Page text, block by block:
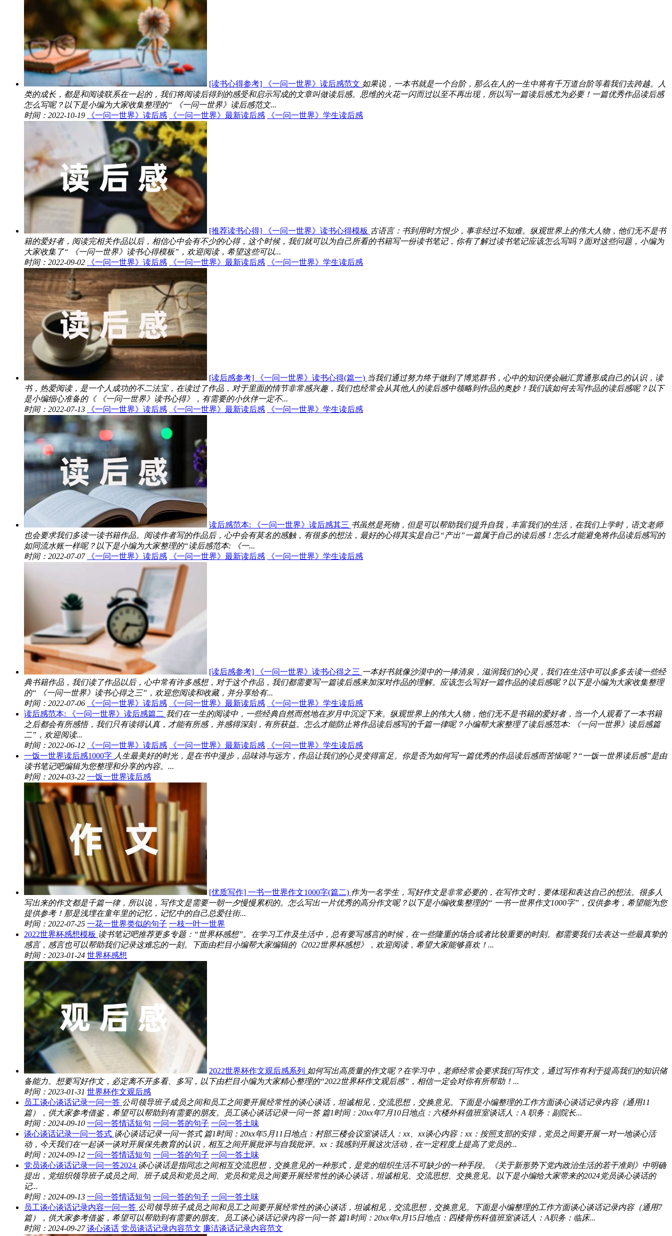
[读书心得参考] 《一问一世界》读后感范文 如果说，一本书就是一个台阶，那么在人的一生中将有千万道台阶等着我们去跨越。人
类的成长，都是和阅读联系在一起的，我们将阅读后得到的感受和启示写成的文章叫做读后感。思维的火花一闪而过以至不再出现，所以写一篇读后感尤为必要！一篇优秀作品读后感
怎么写呢？以下是小编为大家收集整理的“ 《一问一世界》读后感范文...
时间：2022-10-19
《一问一世界》读后感 《一问一世界》最新读后感 《一问一世界》学生读后感
[推荐读书心得] 《一问一世界》读书心得模板 古语言：书到用时方恨少，事非经过不知难。纵观世界上的伟大人物，他们无不是书
籍的爱好者，阅读完相关作品以后，相信心中会有不少的心得，这个时候，我们就可以为自己所看的书籍写一份读书笔记，你有了解过读书笔记应该怎么写吗？面对这些问题，小编为
大家收集了“ 《一问一世界》读书心得模板”，欢迎阅读，希望这些可以...
时间：2022-09-02
《一问一世界》读后感 《一问一世界》最新读后感 《一问一世界》学生读后感
[读后感参考] 《一问一世界》读书心得(篇一) 当我们通过努力终于做到了博览群书，心中的知识便会融汇贯通形成自己的认识，读
书，热爱阅读，是一个人成功的不二法宝，在读过了作品，对于里面的情节非常感兴趣，我们也经常会从其他人的读后感中领略到作品的奥妙！我们该如何去写作品的读后感呢？以下
是小编细心准备的《 《一问一世界》读书心得》，有需要的小伙伴一定不...
时间：2022-07-13
《一问一世界》读后感 《一问一世界》最新读后感 《一问一世界》学生读后感
读后感范本: 《一问一世界》读后感其三 书虽然是死物，但是可以帮助我们提升自我，丰富我们的生活，在我们上学时，语文老师
也会要求我们多读一读书籍作品。阅读作者写的作品后，心中会有莫名的感触，有很多的想法，最好的心得其实是自己“产出”一篇属于自己的读后感！怎么才能避免将作品读后感写的
如同流水账一样呢？以下是小编为大家整理的“读后感范本: 《一...
时间：2022-07-07
《一问一世界》读后感 《一问一世界》最新读后感 《一问一世界》学生读后感
[读后感参考] 《一问一世界》读书心得之三 一本好书就像沙漠中的一捧清泉，滋润我们的心灵，我们在生活中可以多多去读一些经
典书籍作品，我们读了作品以后，心中常有许多感想，对于这个作品，我们都需要写一篇读后感来加深对作品的理解。应该怎么写好一篇作品的读后感呢？以下是小编为大家收集整理
的“ 《一问一世界》读书心得之三”，欢迎您阅读和收藏，并分享给有...
时间：2022-07-06
《一问一世界》读后感 《一问一世界》最新读后感
《一问一世界》学生读后感
读后感范本: 《一问一世界》读后感篇二 我们在一生的阅读中，一些经典自然而然地在岁月中沉淀下来。纵观世界上的伟大人物，他们无不是书籍的爱好者，当一个人观看了一本书籍
之后都会有所感悟，我们只有读得认真，才能有所感，并感得深刻，有所获益。怎么才能防止将作品读后感写的千篇一律呢？小编帮大家整理了读后感范本: 《一问一世界》读后感篇
二”，欢迎阅读...
时间：2022-06-12
《一问一世界》读后感 《一问一世界》最新读后感
《一问一世界》学生读后感
一饭一世界读后感1000字 人生最美好的时光，是在书中漫步，品味诗与远方，作品让我们的心灵变得富足。你是否为如何写一篇优秀的作品读后感而苦恼呢？“一饭一世界读后感”是由
读书笔记吧编辑为您整理和分享的内容。...
时间：2024-03-22 一饭一世界读后感
[优质写作] 一书一世界作文1000字(篇二) 作为一名学生，写好作文是非常必要的，在写作文时，要体现和表达自己的想法。很多人
写出来的作文都是千篇一律，所以说，写作文是需要一朝一夕慢慢累积的。怎么写出一片优秀的高分作文呢？以下是小编收集整理的“ 一书一世界作文1000字”，仅供参考，希望能为您
提供参考！那是浅埋在童年里的记忆，记忆中的自己总爱往街...
时间：2022-07-25 一花一世界类似的句子 一枝一叶一世界
2022世界杯感想模板 读书笔记吧推荐更多专题：“世界杯感想”。在学习工作及生活中，总有要写感言的时候，在一些隆重的场合或者比较重要的时刻。都需要我们去表达一些最真挚的
感言，感言也可以帮助我们记录这难忘的一刻。下面由栏目小编帮大家编辑的《2022世界杯感想》，欢迎阅读，希望大家能够喜欢！...
时间：2023-01-24 世界杯感想
2022世界杯作文观后感系列 如何写出高质量的作文呢？在学习中，老师经常会要求我们写作文，通过写作有利于提高我们的知识储
备能力。想要写好作文，必定离不开多看、多写，以下由栏目小编为大家精心整理的“2022世界杯作文观后感”，相信一定会对你有所帮助！...
时间：2023-01-31 世界杯作文观后感
员工谈心谈话记录一问一答 公司领导班子成员之间和员工之间要开展经常性的谈心谈话，坦诚相见，交流思想，交换意见。下面是小编整理的工作方面谈心谈话记录内容（通用11
篇），供大家参考借鉴，希望可以帮助到有需要的朋友。员工谈心谈话记录一问一答 篇1时间：20xx年7月10日地点：六楼外科值班室谈话人：A 职务：副院长...
时间：2024-09-10 一问一答情话短句 一问一答的句子 一问一答土味
谈心谈话记录一问一答式 谈心谈话记录一问一答式 篇1时间：20xx年5月11日地点：村部三楼会议室谈话人：xx、xx谈心内容：xx：按照支部的安排，党员之间要开展一对一地谈心活
动，今天我们在一起谈一谈对开展保先教育的认识，相互之间开展批评与自我批评。xx：我感到开展这次活动，在一定程度上提高了党员的...
时间：2024-09-12 一问一答情话短句 一问一答的句子 一问一答土味
党员谈心谈话记录一问一答2024 谈心谈话是指同志之间相互交流思想，交换意见的一种形式，是党的组织生活不可缺少的一种手段。《关于新形势下党内政治生活的若干准则》中明确
提出，党组织领导班子成员之间、班子成员和党员之间、党员和党员之间要开展经常性的谈心谈话，坦诚相见、交流思想、交换意见。以下是小编给大家带来的2024党员谈心谈话的
记...
时间：2024-09-13 一问一答情话短句 一问一答的句子 一问一答土味
员工谈心谈话记录内容一问一答 公司领导班子成员之间和员工之间要开展经常性的谈心谈话，坦诚相见，交流思想，交换意见。下面是小编整理的工作方面谈心谈话记录内容（通用7
篇），供大家参考借鉴，希望可以帮助到有需要的朋友。员工谈心谈话记录内容一问一答 篇1时间：20xx年x月15日地点：四楼骨伤科值班室谈话人：A职务：临床...
时间：2024-09-27 谈心谈话 党员谈话记录内容范文 廉洁谈话记录内容范文